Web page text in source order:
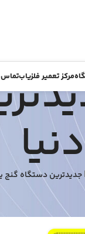
مرکز تعمیر فلزیابتماس
دنیا|جدیدترین دستگاه گنج